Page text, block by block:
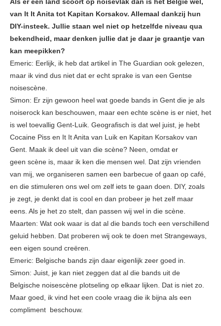
Als er één land scoort op noisevlak dan is het België wel,
van It It Anita tot Kapitan Korsakov. Allemaal dankzij hun
DIY-insteek. Jullie staan wel niet op hetzelfde niveau qua
bekendheid, maar denken jullie dat je daar je graantje van
kan meepikken?
Emeric: Eerlijk, ik heb dat artikel in The Guardian ook gelezen,
maar ik vind dus niet dat er echt sprake is van een Gentse
noisescène.
Simon: Er zijn gewoon heel wat goede bands in Gent die je als
noiserock kan beschouwen, maar een echte scène is er niet, het
is wel toevallig Gent-Luik. Geografisch is dat wel juist, je hebt
Cocaine Piss en It It Anita van Luik en Kapitan Korsakov van
Gent. Maak ik deel uit van die scène? Neen, omdat er
geen scène is, maar ik ken die mensen wel. Dat zijn vrienden
van mij, we organiseren samen een barbecue of gaan op café,
en die stimuleren ons wel om zelf iets te gaan doen. DIY, zoals
je zegt, je denkt dat is cool en dan probeer je het zelf maar
eens. Als je het zo stelt, dan passen wij wel in die scène.
Maarten: Wat ook waar is dat al die bands toch een verschillend
geluid hebben. Dat proberen wij ook te doen met Strangeways,
een eigen sound creëren.
Emeric: Belgische bands zijn daar eigenlijk zeer goed in.
Simon: Juist, je kan niet zeggen dat al die bands uit de
Belgische noisescène plotseling op elkaar lijken. Dat is niet zo.
Maar goed, ik vind het een coole vraag die ik bijna als een
compliment beschouw.